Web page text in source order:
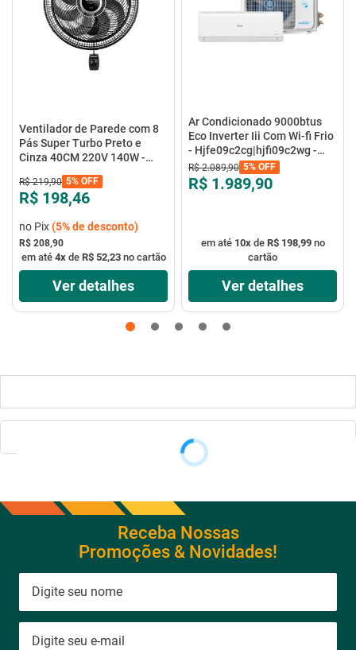
Ventilador de Parede com 8
Pás Super Turbo Preto e
Cinza 40CM 220V 140W -
R$ 219,90 5% OFF
R$ 198,46
no Pix(5%de desconto)
R$ 208,90
em até 4xde R$ 52,23no cartão
Ver detalhes
Ar Condicionado 9000btus
Eco Inverter Iii Com Wi-fi Frio
- Hjfe09c2cg|hjfi09c2wg -
Elgin
R$ 2.089,90 5% OFF
R$ 1.989,90
em até 10xde R$ 198,99no
cartão
Ver detalhes
Receba Nossas
Promoções & Novidades!